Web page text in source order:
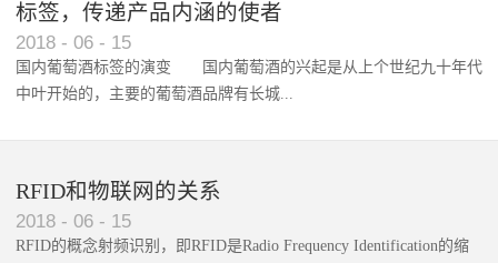
标签，传递产品内涵的使者
2018 - 06 - 15
国内葡萄酒标签的演变 国内葡萄酒的兴起是从上个世纪九十年代
中叶开始的，主要的葡萄酒品牌有长城...
RFID和物联网的关系
2018 - 06 - 15
RFID的概念射频识别，即RFID是Radio Frequency Identification的缩